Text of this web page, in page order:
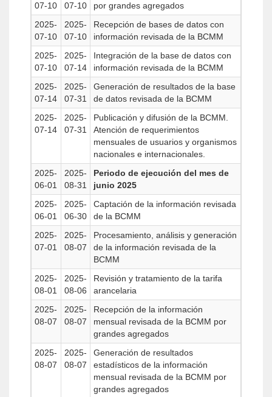
07-10
07-10
por grandes agregados
2025-
07-10
2025-
07-10
Recepción de bases de datos con
información revisada de la BCMM
2025-
07-10
2025-
07-14
Integración de la base de datos con
información revisada de la BCMM
2025-
07-14
2025-
07-31
Generación de resultados de la base
de datos revisada de la BCMM
2025-
07-14
2025-
07-31
Publicación y difusión de la BCMM.
Atención de requerimientos
mensuales de usuarios y organismos
nacionales e internacionales.
2025-
06-01
2025-
08-31
Periodo de ejecución del mes de
junio 2025
2025-
06-01
2025-
06-30
Captación de la información revisada
de la BCMM
2025-
07-01
2025-
08-07
Procesamiento, análisis y generación
de la información revisada de la
BCMM
2025-
08-01
2025-
08-06
Revisión y tratamiento de la tarifa
arancelaria
2025-
08-07
2025-
08-07
Recepción de la información
mensual revisada de la BCMM por
grandes agregados
2025-
08-07
2025-
08-07
Generación de resultados
estadísticos de la información
mensual revisada de la BCMM por
grandes agregados